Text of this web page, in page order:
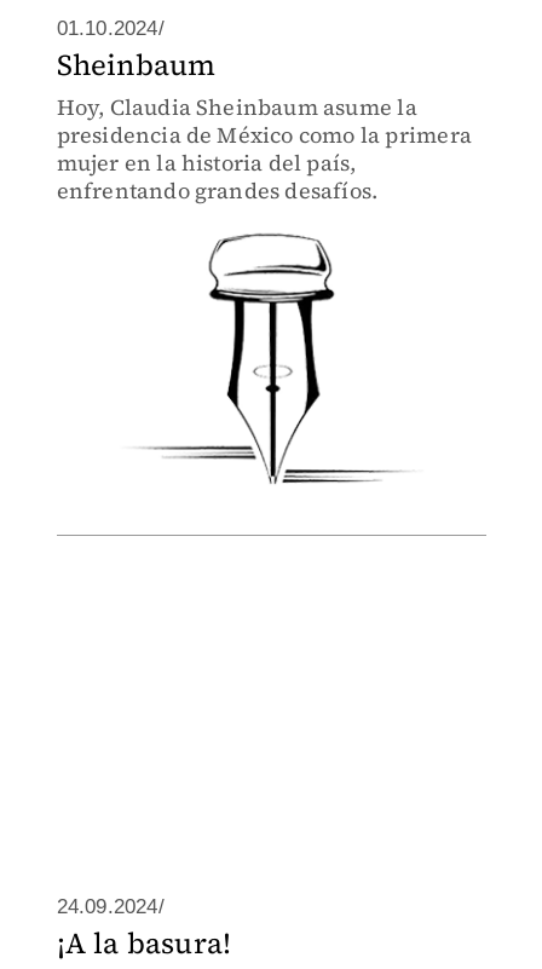
01.10.2024/
Sheinbaum
Hoy, Claudia Sheinbaum asume la
presidencia de México como la primera
mujer en la historia del país,
enfrentando grandes desafíos.
24.09.2024/
¡A la basura!